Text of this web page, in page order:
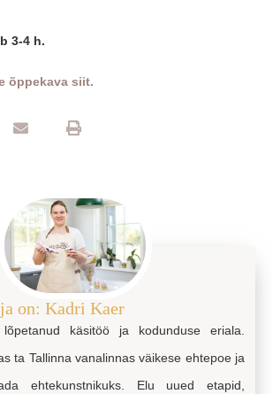
3-4 h.
õppekava siit.
on: Kadri Kaer
käsitöö ja kodunduse eriala.
ta Tallinna vanalinnas väikese ehtepoe ja
ehtekunstnikuks. Elu uued etapid,